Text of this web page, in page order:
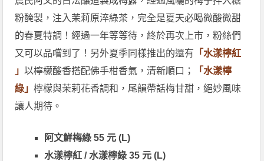
粉醃製，注入茉莉原淬綠茶，完全是夏天必喝微酸微甜
的春夏特調！經過一年等等待，終於再次上市，粉絲們
又可以品嚐到了！另外夏季同樣推出的還有 「水漾檸紅
」以檸檬酸香搭配佛手柑香氣，清新順口；
「水漾檸
綠」檸檬與茉莉花香調和，尾韻帶話梅甘甜，絕妙風味
讓人期待。
阿文鮮梅綠 55 元 (L)
水漾檸紅 / 水漾檸綠 35 元 (L)